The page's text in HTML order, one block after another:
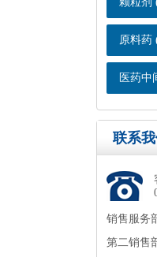
原料药
医药中
联系我
销售服务
第二销售